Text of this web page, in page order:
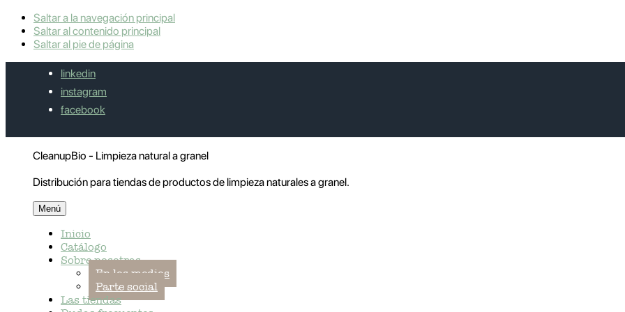
Saltar a la navegación principal
Saltar al contenido principal
Saltar al pie de página
linkedin
instagram
facebook
CleanupBio - Limpieza natural a granel
Distribución para tiendas de productos de limpieza naturales a granel.
Menú
Inicio
Catálogo
Sobre nosotras
En los medios
Parte social
Las tiendas